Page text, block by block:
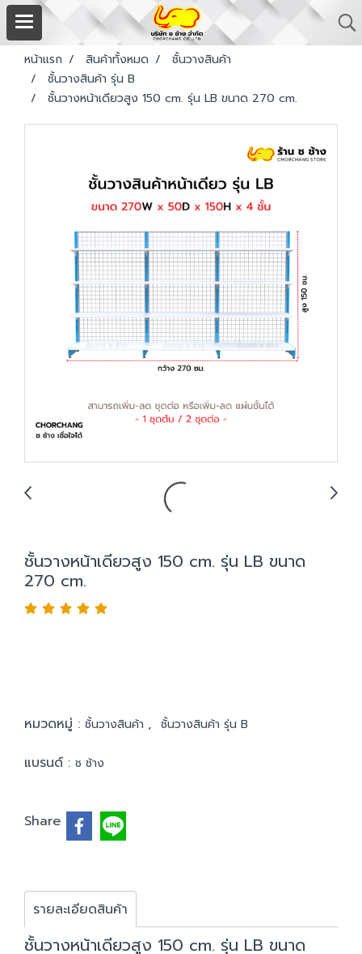
หน้าแรก สินค้าทั้งหมด
ชั้นวางสินค้า
ชั้นวางสินค้า รุ่น B
ชั้นวางหน้าเดียวสูง 150 cm. รุ่น LB ขนาด 270 cm.
ชั้นวางหน้าเดียวสูง 150 cm. รุ่น LB ขนาด
270 cm.
หมวดหมู่ : ชั้นวางสินค้า , ชั้นวางสินค้า รุ่น B
แบรนด์ : ช ช้าง
Share
รายละเอียดสินค้า
ชั้นวางหน้าเดียวสูง 150 cm. รุ่น LB ขนาด